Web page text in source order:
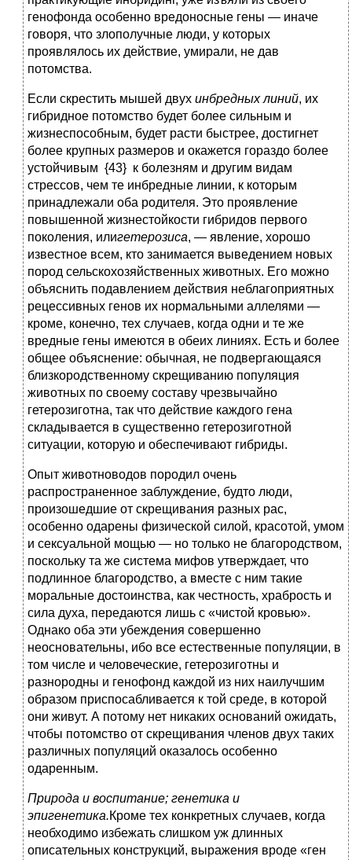
генофонда особенно вредоносные гены — иначе
говоря, что злополучные люди, у которых
проявлялось их действие, умирали, не дав
потомства.
Если скрестить мышей двух инбредных линий, их
гибридное потомство будет более сильным и
жизнеспособным, будет расти быстрее, достигнет
более крупных размеров и окажется гораздо более
устойчивым {43} к болезням и другим видам
стрессов, чем те инбредные линии, к которым
принадлежали оба родителя. Это проявление
повышенной жизнестойкости гибридов первого
поколения, илигетерозиса, — явление, хорошо
известное всем, кто занимается выведением новых
пород сельскохозяйственных животных. Его можно
объяснить подавлением действия неблагоприятных
рецессивных генов их нормальными аллелями —
кроме, конечно, тех случаев, когда одни и те же
вредные гены имеются в обеих линиях. Есть и более
общее объяснение: обычная, не подвергающаяся
близкородственному скрещиванию популяция
животных по своему составу чрезвычайно
гетерозиготна, так что действие каждого гена
складывается в существенно гетерозиготной
ситуации, которую и обеспечивают гибриды.
Опыт животноводов породил очень
распространенное заблуждение, будто люди,
произошедшие от скрещивания разных рас,
особенно одарены физической силой, красотой, умом
и сексуальной мощью — но только не благородством,
поскольку та же система мифов утверждает, что
подлинное благородство, а вместе с ним такие
моральные достоинства, как честность, храбрость и
сила духа, передаются лишь с «чистой кровью».
Однако оба эти убеждения совершенно
неосновательны, ибо все естественные популяции, в
том числе и человеческие, гетерозиготны и
разнородны и генофонд каждой из них наилучшим
образом приспосабливается к той среде, в которой
они живут. А потому нет никаких оснований ожидать,
чтобы потомство от скрещивания членов двух таких
различных популяций оказалось особенно
одаренным.
Природа и воспитание; генетика и
эпигенетика.Кроме тех конкретных случаев, когда
необходимо избежать слишком уж длинных
описательных конструкций, выражения вроде «ген